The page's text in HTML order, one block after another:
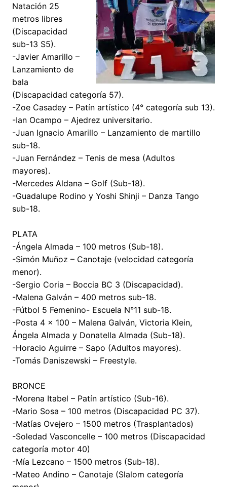
Natación 25
metros libres
(Discapacidad
sub-13 S5).
-Javier Amarillo –
Lanzamiento de
bala
(Discapacidad categoría 57).
-Zoe Casadey – Patín artístico (4° categoría sub 13).
-Ian Ocampo – Ajedrez universitario.
-Juan Ignacio Amarillo – Lanzamiento de martillo
sub-18.
-Juan Fernández – Tenis de mesa (Adultos
mayores).
-Mercedes Aldana – Golf (Sub-18).
-Guadalupe Rodino y Yoshi Shinji – Danza Tango
sub-18.
PLATA
-Ángela Almada – 100 metros (Sub-18).
-Simón Muñoz – Canotaje (velocidad categoría
menor).
-Sergio Coria – Boccia BC 3 (Discapacidad).
-Malena Galván – 400 metros sub-18.
-Fútbol 5 Femenino- Escuela N°11 sub-18.
-Posta 4 × 100 – Malena Galván, Victoria Klein,
Ángela Almada y Donatella Almada (Sub-18).
-Horacio Aguirre – Sapo (Adultos mayores).
-Tomás Daniszewski – Freestyle.
BRONCE
-Morena Itabel – Patín artístico (Sub-16).
-Mario Sosa – 100 metros (Discapacidad PC 37).
-Matías Ovejero – 1500 metros (Trasplantados)
-Soledad Vasconcelle – 100 metros (Discapacidad
categoría motor 40)
-Mía Lezcano – 1500 metros (Sub-18).
-Mateo Andino – Canotaje (Slalom categoría